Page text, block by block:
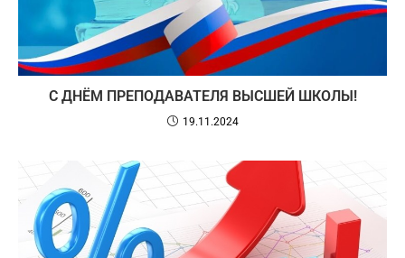
С ДНЁМ ПРЕПОДАВАТЕЛЯ ВЫСШЕЙ ШКОЛЫ!
19.11.2024